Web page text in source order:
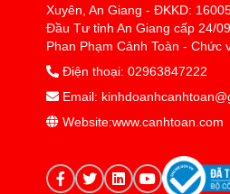
Xuyên, An Giang - ĐKKD:
Đầu Tư tỉnh An Giang cấp 24/
Phan Phạm Cảnh Toàn - Chức
Điện thoại: 02963847222
Email:
Website:www.canhtoan.com